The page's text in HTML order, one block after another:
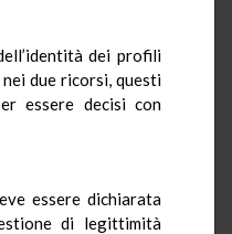
dei profili
due ricorsi, questi
essere decisi con
essere dichiarata
di legittimità